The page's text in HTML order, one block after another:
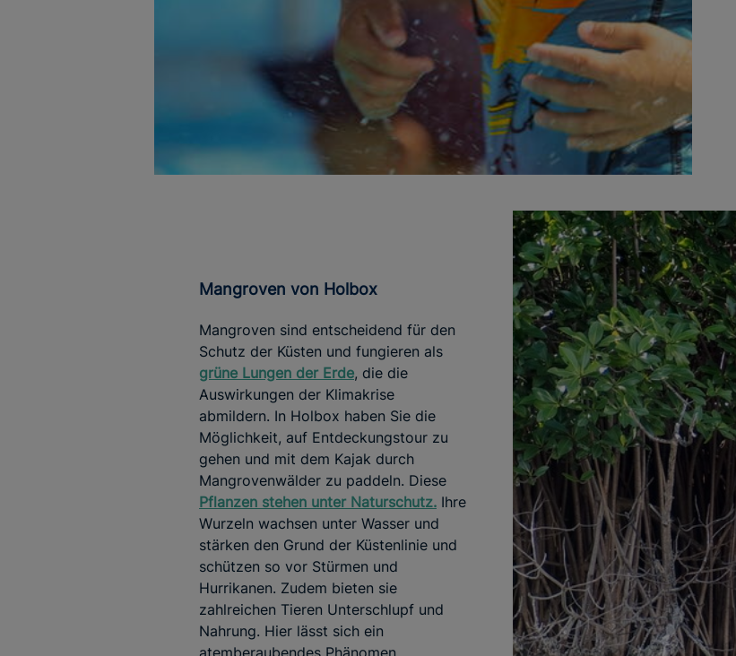
Mangroven von Holbox
Mangroven sind entscheidend für den
Schutz der Küsten und fungieren als
grüne Lungen der Erde, die die
Auswirkungen der Klimakrise
abmildern. In Holbox haben Sie die
Möglichkeit, auf Entdeckungstour zu
gehen und mit dem Kajak durch
Mangrovenwälder zu paddeln. Diese
Pflanzen stehen unter Naturschutz. Ihre
Wurzeln wachsen unter Wasser und
stärken den Grund der Küstenlinie und
schützen so vor Stürmen und
Hurrikanen. Zudem bieten sie
zahlreichen Tieren Unterschlupf und
Nahrung. Hier lässt sich ein